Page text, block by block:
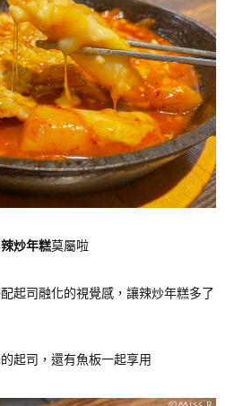
辣炒年糕莫屬啦
起司融化的視覺感，讓辣炒年糕多了
起司，還有魚板一起享用